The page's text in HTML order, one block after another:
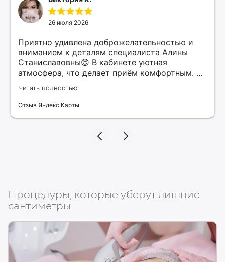
26 июля 2026
Приятно удивлена доброжелательностью и
вниманием к деталям специалиста Алины
Станиславовны😊 В кабинете уютная
атмосфера, что делает приём комфортным. Я
ищет качественные услуги в косметологии.
Верю, что нашла своего косметолога и буду
Читать полностью
Отзыв Яндекс Карты
Процедуры, которые уберут лишние
сантиметры